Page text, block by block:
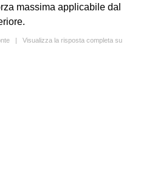
massima applicabile dal
| Visualizza la risposta completa su